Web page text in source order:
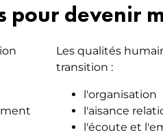
pour devenir
Les qualités
transition :
l'organisation
l'aisance
l'écoute et